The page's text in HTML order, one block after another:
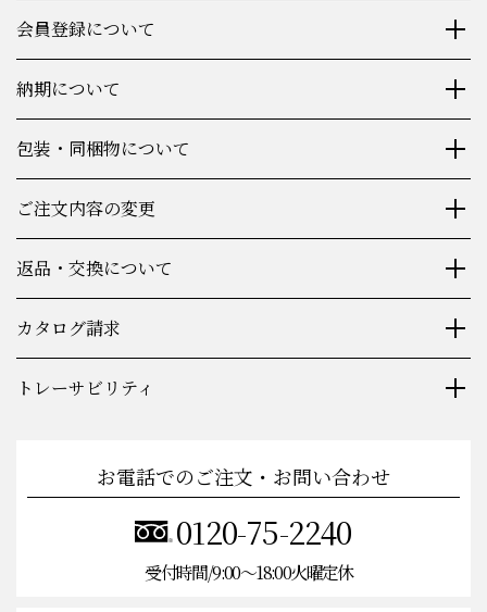
会員登録について
納期について
包装・同梱物について
ご注文内容の変更
返品・交換について
カタログ請求
トレーサビリティ
お電話でのご注文・お問い合わせ
0120-75-2240
受付時間/9:00〜18:00火曜定休